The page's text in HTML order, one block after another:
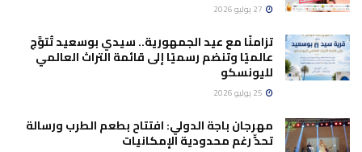
تزامنًا مع عيد الجمهورية.. سيدي بوسعيد تُتوَّج
عالميًا وتنضم رسميًا إلى قائمة التراث العالمي
لليونسكو
مهرجان باجة الدولي: افتتاح بطعم الطرب ورسالة
تحدٍّ رغم محدودية الإمكانيات